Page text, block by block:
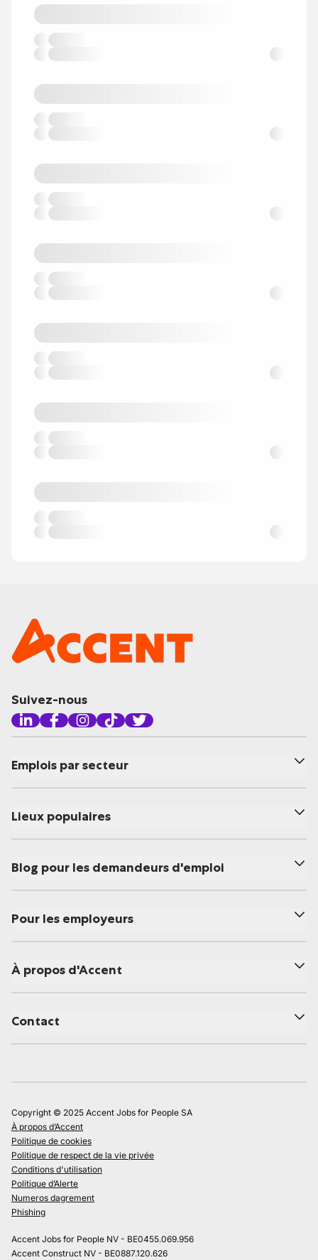
Suivez-nous
Emplois par secteur
Lieux populaires
Blog pour les demandeurs d'emploi
Pour les employeurs
À propos d'Accent
Contact
Copyright © 2025 Accent Jobs for People SA
À propos d’Accent
Politique de cookies
Politique de respect de la vie privée
Conditions d'utilisation
Politique d’Alerte
Numeros dagrement
Phishing
Accent Jobs for People NV - BE0455.069.956
Accent Construct NV - BE0887.120.626